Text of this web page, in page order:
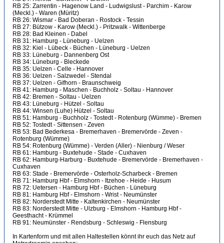
RB 25: Zarrentin - Hagenow Land - Ludwigslust - Parchim - Karow
(Meckl.) - Waren (Müritz)
RB 26: Wismar - Bad Doberan - Rostock - Tessin
RB 27: Bützow - Karow (Meckl.) - Pritzwalk - Wittenberge
RB 28: Bad Kleinen - Dabel
RB 31: Hamburg - Lüneburg - Uelzen
RB 32: Kiel - Lübeck - Büchen - Lüneburg - Uelzen
RB 33: Lüneburg - Dannenberg Ost
RB 34: Lüneburg - Bleckede
RB 35: Uelzen - Celle - Hannover
RB 36: Uelzen - Salzwedel - Stendal
RB 37: Uelzen - Gifhorn - Braunschweig
RB 41: Hamburg - Maschen - Buchholz - Soltau - Hannover
RB 42: Bremen - Soltau - Uelzen
RB 43: Lüneburg - Hützel - Soltau
RB 44: Winsen (Luhe) Hützel - Soltau
RB 51: Hamburg - Buchholz - Tostedt - Rotenburg (Wümme) - Bremen
RB 52: Tostedt - Sittensen - Zeven
RB 53: Bad Bederkesa - Bremerhaven - Bremervörde - Zeven -
Rotenburg (Wümme)
RB 54: Rotenburg (Wümme) - Verden (Aller) - Nienburg / Weser
RB 61: Hamburg - Buxtehude - Stade - Cuxhaven
RB 62: Hamburg-Harburg - Buxtehude - Bremervörde - Bremerhaven -
Cuxhaven
RB 63: Stade - Bremervörde - Osterholz-Scharbeck - Bremen
RB 71: Hamburg Hbf - Elmshorn - Itzehoe - Heide - Husum
RB 72: Uetersen - Hamburg Hbf - Büchen - Lüneburg
RB 81: Hamburg Hbf - Elmshorn - Wrist - Neumünster
RB 82: Norderstedt Mitte - Kaltenkirchen - Neumünster
RB 83: Norderstedt Mitte - Ulzburg - Elmshorn - Hamburg Hbf -
Geesthacht - Krümmel
RB 91: Neumünster - Rendsburg - Schleswig - Flensburg
In Kartenform und mit allen Haltestellen könnt ihr euch das Netz auf